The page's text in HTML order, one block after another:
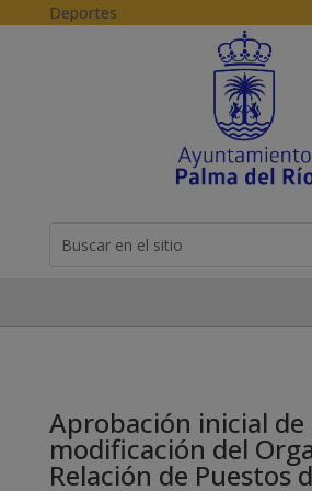
Skip to content
Deportes
for...
Aprobación inicial de
modificación del
Relación de Puestos